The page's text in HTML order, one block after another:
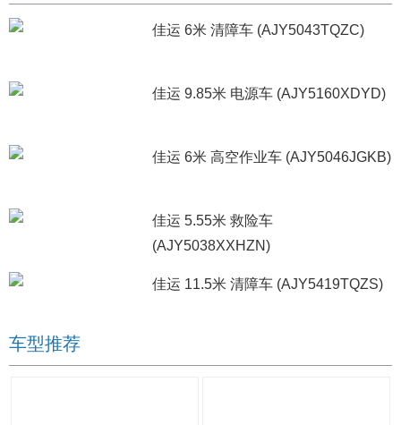
佳运 6米 清障车 (AJY5043TQZC)
佳运 9.85米 电源车 (AJY5160XDYD)
佳运 6米 高空作业车 (AJY5046JGKB)
佳运 5.55米 救险车
(AJY5038XXHZN)
佳运 11.5米 清障车 (AJY5419TQZS)
车型推荐